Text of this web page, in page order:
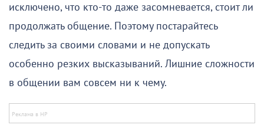
исключено, что кто-то даже засомневается, стоит ли
продолжать общение. Поэтому постарайтесь
следить за своими словами и не допускать
особенно резких высказываний. Лишние сложности
в общении вам совсем ни к чему.